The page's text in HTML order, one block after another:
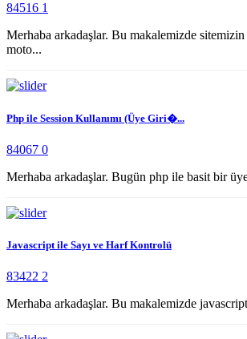
84516 1
Merhaba arkadaşlar. Bu makalemizde sitemizin
moto...
Php ile Session Kullanımı (Üye Giri�...
84067 0
Merhaba arkadaşlar. Bugün php ile basit bir
Javascript ile Sayı ve Harf Kontrolü
83422 2
Merhaba arkadaşlar. Bu makalemizde